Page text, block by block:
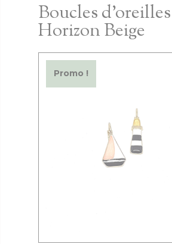
Boucles d’oreilles
Horizon Beige
Promo !